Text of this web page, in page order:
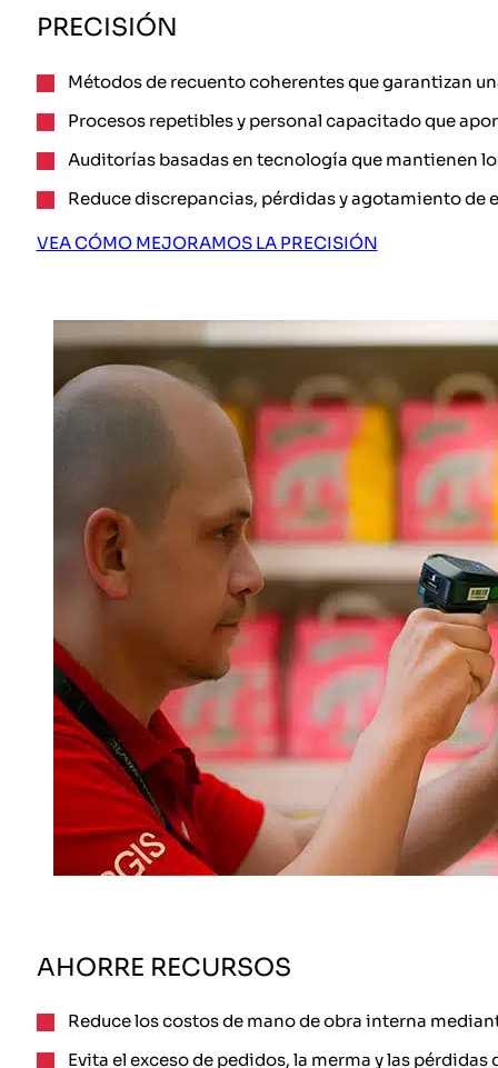
PRECISIÓN
Métodos de recuento coherentes que garantizan
Procesos repetibles y personal capacitado que
Auditorías basadas en tecnología que mantienen
Reduce discrepancias, pérdidas y agotamiento de
VEA CÓMO MEJORAMOS LA PRECISIÓN
AHORRE RECURSOS
Reduce los costos de mano de obra interna
Evita el exceso de pedidos, la merma y las